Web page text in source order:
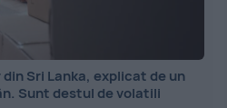
Sri Lanka, explicat de un
Sunt destul de volatili